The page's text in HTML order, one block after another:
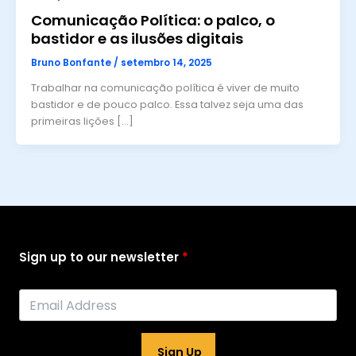
Comunicação Política: o palco, o
bastidor e as ilusões digitais
Bruno Bonfante / setembro 14, 2025
Trabalhar na comunicação política é viver de muito
bastidor e de pouco palco. Essa talvez seja uma das
primeiras lições […]
Sign up to our newsletter
Sign Up